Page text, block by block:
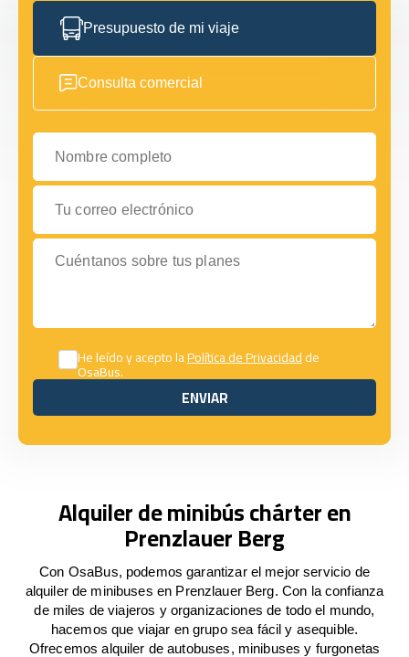
Presupuesto de mi viaje
Consulta comercial
Nombre completo
Tu correo electrónico
Cuéntanos sobre tus planes
He leído y acepto laPolítica de Privacidadde
OsaBus.
ENVIAR
ENVIAR
Alquiler de minibús chárter en
Prenzlauer Berg
Con OsaBus, podemos garantizar el mejor servicio de
alquiler de minibuses en Prenzlauer Berg. Con la confianza
de miles de viajeros y organizaciones de todo el mundo,
hacemos que viajar en grupo sea fácil y asequible.
Ofrecemos alquiler de autobuses, minibuses y furgonetas